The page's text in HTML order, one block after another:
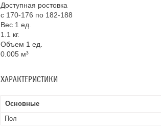
Доступная ростовка
с 170-176 по 182-188
Вес 1 ед.
1.1 кг.
Объем 1 ед.
0.005 м³
ХАРАКТЕРИСТИКИ
Основные
Пол